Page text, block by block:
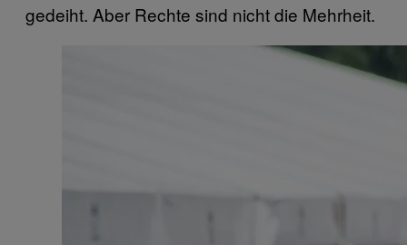
gedeiht. Aber Rechte sind nicht die Mehrheit.